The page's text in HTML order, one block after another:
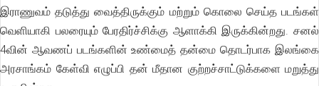
இராணுவம் தடுத்து வைத்திருக்கும் மற்றும் கொலை செய்த படங்கள்
வெளியாகி பலரையும் பேரதிர்ச்சிக்கு ஆளாக்கி இருக்கின்றது. சனல்
4வின் ஆவணப் படங்களின் உண்மைத் தன்மை தொடர்பாக இலங்கை
அரசாங்கம் கேள்வி எழுப்பி தன் மீதான குற்றச்சாட்டுக்களை மறுத்து